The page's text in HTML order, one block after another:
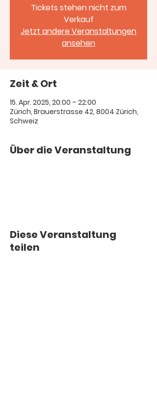
Tickets stehen nicht zum
Verkauf
Jetzt andere Veranstaltungen
ansehen
Zeit & Ort
15. Apr. 2025, 20:00 – 22:00
Zürich, Brauerstrasse 42, 8004 Zürich,
Schweiz
Über die Veranstaltung
Diese Veranstaltung
teilen